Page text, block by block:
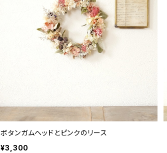
ボタンガムヘッドとピンクのリース
¥3,300